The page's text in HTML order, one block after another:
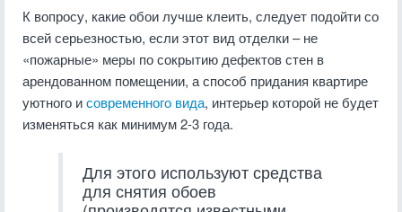
К вопросу, какие обои лучше клеить, следует подойти со
всей серьезностью, если этот вид отделки – не
«пожарные» меры по сокрытию дефектов стен в
арендованном помещении, а способ придания квартире
уютного исовременного вида, интерьер которой не будет
изменяться как минимум 2-3 года.
Для этого используют средства
для снятия обоев